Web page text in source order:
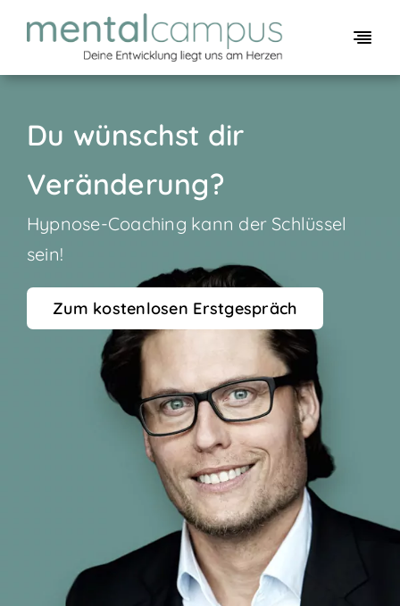
Unsere Angebote
Über mich
Du wünschst dir
Veränderung?
Hypnose-Coaching kann der Schlüssel
sein!
Zum kostenlosen Erstgespräch